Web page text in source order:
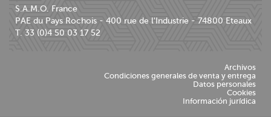
S.A.M.O. France
PAE du Pays Rochois - 400 rue de l'Industrie - 74800 Eteaux
T. 33 (0)4 50 03 17 52
Archivos
Condiciones generales de venta y entrega
Datos personales
Cookies
Información jurídica